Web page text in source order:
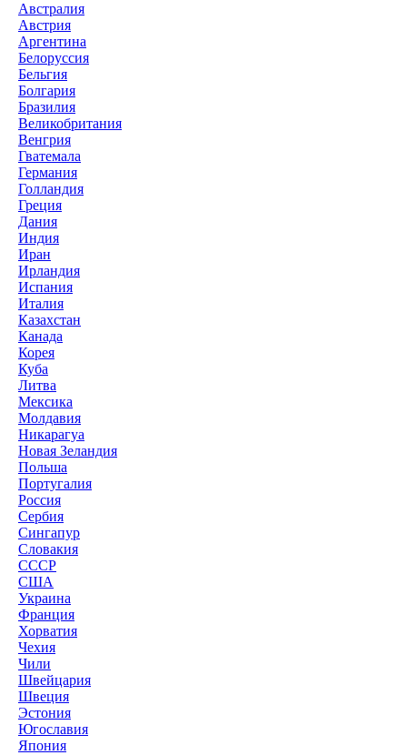
Австралия
Австрия
Аргентина
Белоруссия
Бельгия
Болгария
Бразилия
Великобритания
Венгрия
Гватемала
Германия
Голландия
Греция
Дания
Индия
Иран
Ирландия
Испания
Италия
Казахстан
Канада
Корея
Куба
Литва
Мексика
Молдавия
Никарагуа
Новая Зеландия
Польша
Португалия
Россия
Сербия
Сингапур
Словакия
СССР
США
Украина
Франция
Хорватия
Чехия
Чили
Швейцария
Швеция
Эстония
Югославия
Япония